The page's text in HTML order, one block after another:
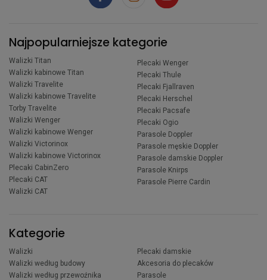
Najpopularniejsze kategorie
Walizki Titan
Walizki kabinowe Titan
Walizki Travelite
Walizki kabinowe Travelite
Torby Travelite
Walizki Wenger
Walizki kabinowe Wenger
Walizki Victorinox
Walizki kabinowe Victorinox
Plecaki CabinZero
Plecaki CAT
Walizki CAT
Plecaki Wenger
Plecaki Thule
Plecaki Fjallraven
Plecaki Herschel
Plecaki Pacsafe
Plecaki Ogio
Parasole Doppler
Parasole męskie Doppler
Parasole damskie Doppler
Parasole Knirps
Parasole Pierre Cardin
Kategorie
Walizki
Walizki według budowy
Walizki według przewoźnika
Plecaki damskie
Akcesoria do plecaków
Parasole